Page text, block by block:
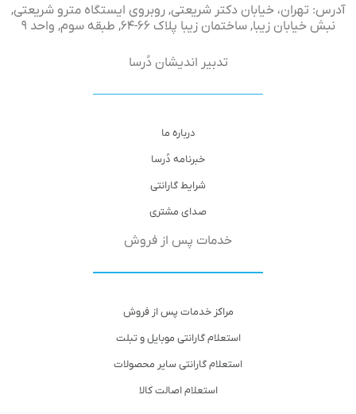
آدرس: تهران، خیابان دکتر شریعتی, روبروی ایستگاه مترو شریعتی,
نبش خیابان زیبا, ساختمان زیبا پلاک ۶۶-۶۴, طبقه سوم, واحد ۹
تدبیر اندیشان دُرسا
درباره ما
خبرنامه دُرسا
شرایط گارانتی
صدای مشتری
خدمات پس از فروش
مراکز خدمات پس از فروش
استعلام گارانتی موبایل و تبلت
استعلام گارانتی سایر محصولات
استعلام اصالت کالا